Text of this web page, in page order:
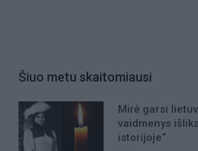
Šiuo metu skaitomiausi
Mirė garsi
vaidmenys
istorijoje“